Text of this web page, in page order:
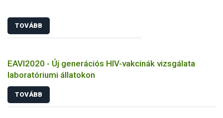
TOVÁBB
EAVI2020 - Új generációs HIV-vakcinák vizsgálata
laboratóriumi állatokon
TOVÁBB